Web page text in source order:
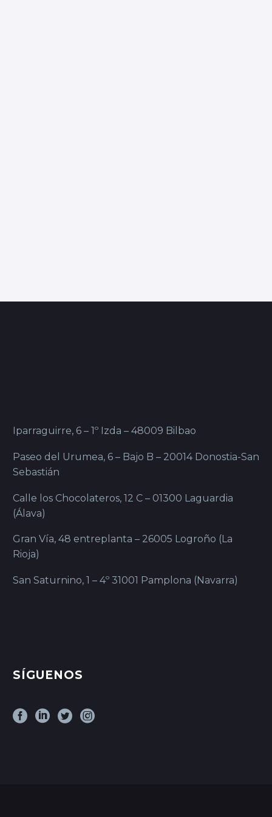
Iparraguirre, 6 – 1º Izda – 48009 Bilbao
Paseo del Urumea, 6 – Bajo B – 20014 Donostia-San
Sebastián
Calle los Chocolateros, 12 C – 01300 Laguardia
(Álava)
Gran Vía, 48 entreplanta – 26005 Logroño (La
Rioja)
San Saturnino, 1 – 4º 31001 Pamplona (Navarra)
SÍGUENOS